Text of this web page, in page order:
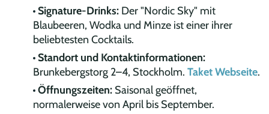
Signature-Drinks: Der "Nordic Sky" mit
Blaubeeren, Wodka und Minze ist einer ihrer
beliebtesten Cocktails.
Standort und Kontaktinformationen:
Brunkebergstorg 2–4, Stockholm. Taket Webseite.
Öffnungszeiten: Saisonal geöffnet,
normalerweise von April bis September.